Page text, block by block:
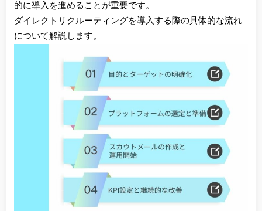
的に導入を進めることが重要です。
ダイレクトリクルーティングを導入する際の具体的な流れ
について解説します。